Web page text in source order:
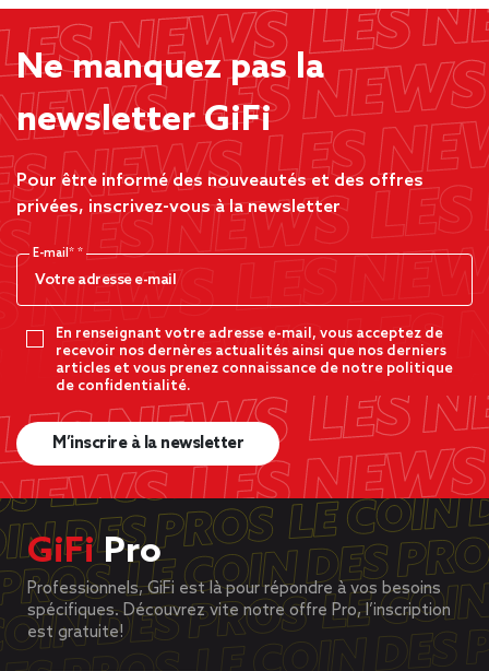
Ne manquez pas la
newsletter GiFi
Pour être informé des nouveautés et des offres
privées, inscrivez-vous à la newsletter
E-mail*
En renseignant votre adresse e-mail, vous acceptez de
recevoir nos dernères actualités ainsi que nos derniers
articles et vous prenez connaissance de notre politique
de confidentialité.
M’inscrire à la newsletter
GiFiPro
Professionnels, GiFi est là pour répondre à vos besoins
spécifiques. Découvrez vite notre offre Pro, l’inscription
est gratuite!